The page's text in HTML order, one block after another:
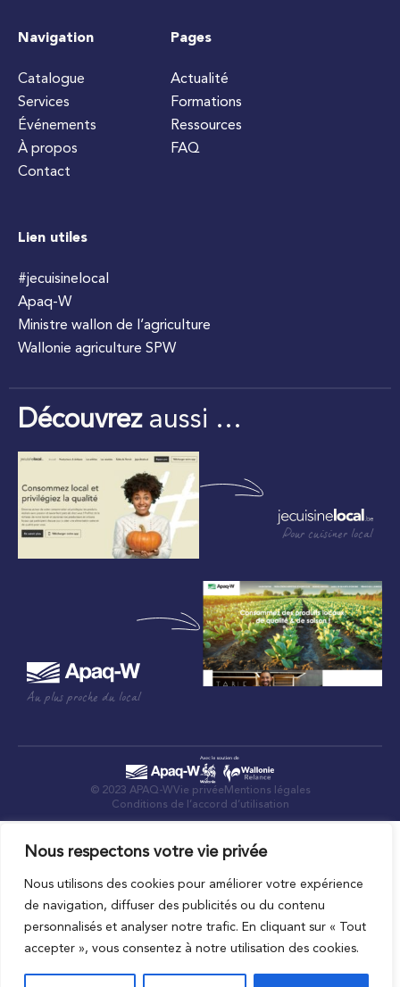
Nous respectons votre vie privée
Nous utilisons des cookies pour améliorer votre expérience
de navigation, diffuser des publicités ou du contenu
personnalisés et analyser notre trafic. En cliquant sur « Tout
accepter », vous consentez à notre utilisation des cookies.
Navigation
Catalogue
Services
Événements
À propos
Contact
Pages
Actualité
Formations
Ressources
FAQ
Lien utiles
#jecuisinelocal
Apaq-W
Ministre wallon de l’agriculture
Wallonie agriculture SPW
Découvrezaussi …
Pour cuisiner local
Au plus proche du local
© 2023 APAQ-WVie privée Mentions légales
Conditions de l’accord d’utilisation